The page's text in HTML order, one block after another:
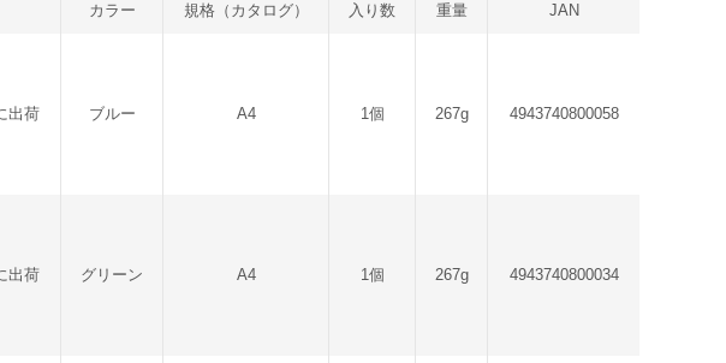
カラー 規格（カタログ） 入り数 重量 JAN
出荷 ブルー A4 1個 267g 4943740800058
出荷 グリーン A4 1個 267g 4943740800034